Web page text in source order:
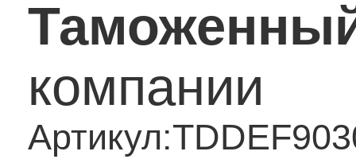
компании
Артикул: